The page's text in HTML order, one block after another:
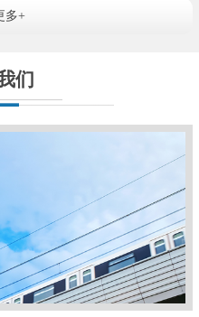
多+
们